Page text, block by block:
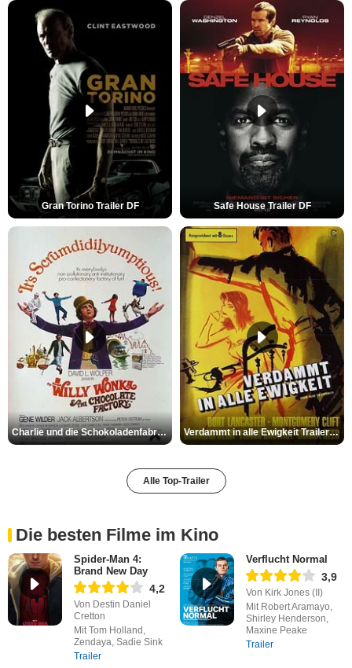
Gran Torino Trailer DF Safe House Trailer DF
Charlie und die Schokoladenfabrik Trailer OV Verdammt in alle Ewigkeit Trailer OV
Alle Top-Trailer
Die besten Filme im Kino
Spider-Man 4:
Brand New Day
4,2
Von Destin Daniel
Cretton
Mit Tom Holland,
Zendaya, Sadie Sink
Trailer
Verflucht Normal
3,9
Von Kirk Jones (II)
Mit Robert Aramayo,
Shirley Henderson,
Maxine Peake
Trailer